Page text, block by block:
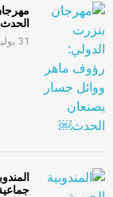
31 يوليو 2026